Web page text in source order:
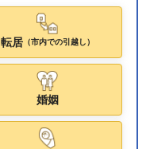
転居（市内での引越し）
婚姻